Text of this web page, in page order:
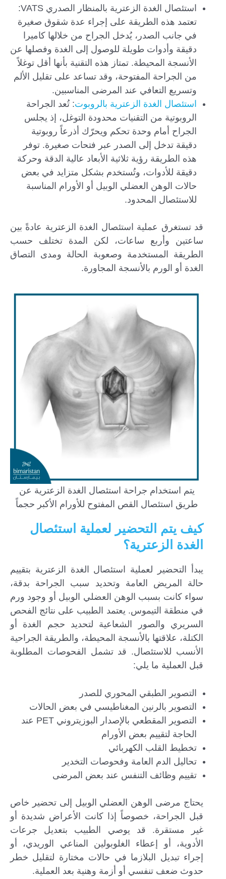
استئصال الغدة الزعترية بالمنظار الصدري VATS:
تعتمد هذه الطريقة على إجراء عدة شقوق صغيرة
في جانب الصدر، يُدخل الجراح من خلالها كاميرا
دقيقة وأدوات طويلة للوصول إلى الغدة وفصلها عن
الأنسجة المحيطة. تمتاز هذه التقنية بأنها أقل توغلاً
من الجراحة المفتوحة، وقد تساعد على تقليل الألم
وتسريع التعافي عند المرضى المناسبين.
استئصال الغدة الزعترية بالروبوت: تُعد الجراحة
الروبوتية من التقنيات محدودة التوغل، إذ يجلس
الجراح أمام وحدة تحكم ويحرّك أذرعاً روبوتية
دقيقة تدخل إلى الصدر عبر فتحات صغيرة. توفر
هذه الطريقة رؤية ثلاثية الأبعاد عالية الدقة وحركة
دقيقة للأدوات، وتُستخدم بشكل متزايد في بعض
حالات الوهن العضلي الوبيل أو الأورام المناسبة
للاستئصال المحدود.
قد تستغرق عملية استئصال الغدة الزعترية عادةً بين
ساعتين وأربع ساعات، لكن المدة تختلف حسب
الطريقة المستخدمة وصعوبة الحالة ومدى التصاق
الغدة أو الورم بالأنسجة المجاورة.
يتم استخدام جراحة استئصال الغدة الزعترية عن
طريق استئصال القص المفتوح للأورام الأكبر حجماً
كيف يتم التحضير لعملية استئصال
الغدة الزعترية؟
يبدأ التحضير لعملية استئصال الغدة الزعترية بتقييم
حالة المريض العامة وتحديد سبب الجراحة بدقة،
سواء كانت بسبب الوهن العضلي الوبيل أو وجود ورم
في منطقة التيموس. يعتمد الطبيب على نتائج الفحص
السريري والصور الشعاعية لتحديد حجم الغدة أو
الكتلة، علاقتها بالأنسجة المحيطة، والطريقة الجراحية
الأنسب للاستئصال. قد تشمل الفحوصات المطلوبة
قبل العملية ما يلي:
التصوير الطبقي المحوري للصدر
التصوير بالرنين المغناطيسي في بعض الحالات
التصوير المقطعي بالإصدار البوزيتروني PET عند
الحاجة لتقييم بعض الأورام
تخطيط القلب الكهربائي
تحاليل الدم العامة وفحوصات التخدير
تقييم وظائف التنفس عند بعض المرضى
يحتاج مرضى الوهن العضلي الوبيل إلى تحضير خاص
قبل الجراحة، خصوصاً إذا كانت الأعراض شديدة أو
غير مستقرة. قد يوصي الطبيب بتعديل جرعات
الأدوية، أو إعطاء الغلوبولين المناعي الوريدي، أو
إجراء تبديل البلازما في حالات مختارة لتقليل خطر
حدوث ضعف تنفسي أو أزمة وهنية بعد العملية.